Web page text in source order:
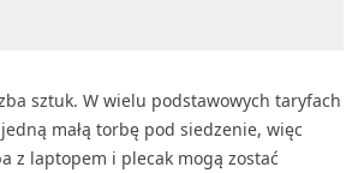
sztuk. W wielu podstawowych taryfach
małą torbę pod siedzenie, więc
z laptopem i plecak mogą zostać